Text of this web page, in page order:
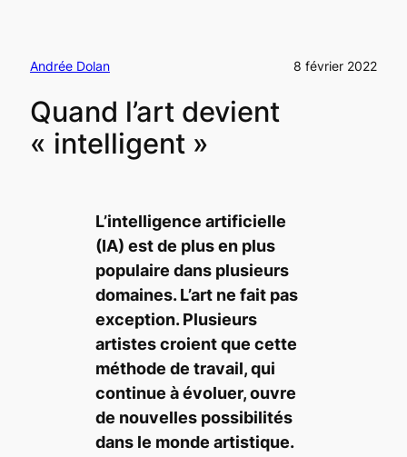
Andrée Dolan 8 février 2022
Quand l’art devient
« intelligent »
L’intelligence artificielle
(IA) est de plus en plus
populaire dans plusieurs
domaines. L’art ne fait pas
exception. Plusieurs
artistes croient que cette
méthode de travail, qui
continue à évoluer, ouvre
de nouvelles possibilités
dans le monde artistique.